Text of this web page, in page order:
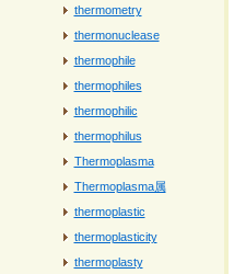
thermometry
thermonuclease
thermophile
thermophiles
thermophilic
thermophilus
Thermoplasma
Thermoplasma属
thermoplastic
thermoplasticity
thermoplasty